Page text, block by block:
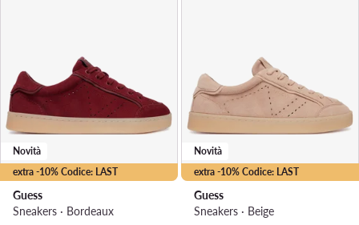
extra -10% Codice: LAST
Novità
Guess
Sneakers · Bordeaux
extra -10% Codice: LAST
Novità
Guess
Sneakers · Beige